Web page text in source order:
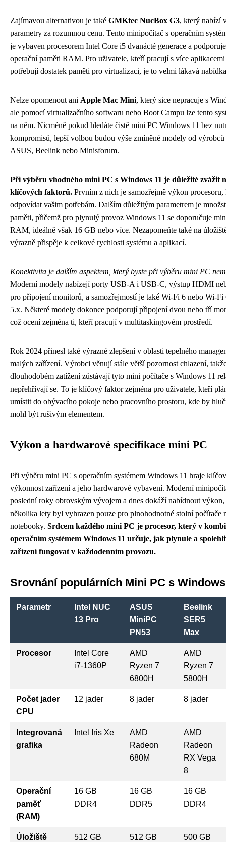
Zajímavou alternativou je také GMKtec NucBox G3, který nabízí
parametry za rozumnou cenu. Tento minipočítač s operačním
je vybaven procesorem Intel Core i5 dvanácté generace a
operační paměti RAM. Pro uživatele, kteří pracují s více aplikacemi
potřebují dostatek paměti pro virtualizaci, je to velmi lákavá
Nelze opomenout ani Apple Mac Mini, který sice nepracuje s
ale pomocí virtualizačního softwaru nebo Boot Campu lze tento
na něm. Nicméně pokud hledáte čistě mini PC Windows 11 bez
kompromisů, lepší volbou budou výše zmíněné modely od
ASUS, Beelink nebo Minisforum.
Při výběru vhodného mini PC s Windows 11 je důležité zvážit
klíčových faktorů. Prvním z nich je samozřejmě výkon
odpovídat vašim potřebám. Dalším důležitým parametrem je
paměti, přičemž pro plynulý provoz Windows 11 se doporučuje
RAM, ideálně však 16 GB nebo více. Nezapomeňte také na
výrazně přispěje k celkové rychlosti systému a aplikací.
Konektivita je dalším aspektem, který byste při výběru mini PC
Moderní modely nabízejí porty USB-A i USB-C, výstup HDMI
pro připojení monitorů, a samozřejmostí je také Wi-Fi 6 nebo Wi-
5.x. Některé modely dokonce podporují připojení dvou nebo tří
což ocení zejména ti, kteří pracují v multitaskingovém prostředí.
Rok 2024 přinesl také výrazné zlepšení v oblasti tepelného
malých zařízení. Výrobci věnují stále větší pozornost chlazení,
dlouhodobém zatížení zůstávají tyto mini počítače s Windows 11
nepřehřívají se. To je klíčový faktor zejména pro uživatele, kteří
umístit do obývacího pokoje nebo pracovního prostoru, kde by
mohl být rušivým elementem.
Výkon a hardwarové specifikace mini PC
Při výběru mini PC s operačním systémem Windows 11 hraje
výkonnost zařízení a jeho hardwarové vybavení. Moderní
poslední roky obrovským vývojem a dnes dokáží nabídnout výkon,
několika lety byl vyhrazen pouze pro plnohodnotné stolní počítače
notebooky. Srdcem každého mini PC je procesor, který v
operačním systémem Windows 11 určuje, jak plynule a
zařízení fungovat v každodenním provozu.
Srovnání populárních Mini PC s
Parametr
Intel NUC
13 Pro
ASUS
MiniPC
PN53
Beelink
SER5
Max
Procesor
Intel Core
i7-1360P
AMD
Ryzen 7
6800H
AMD
Ryzen 7
5800H
Počet jader
CPU
12 jader 8 jader 8 jader
Integrovaná
grafika
Intel Iris Xe
AMD
Radeon
680M
AMD
Radeon
RX Vega
8
Operační
paměť
(RAM)
16 GB
DDR4
16 GB
DDR5
16 GB
DDR4
Úložiště 512 GB 512 GB 500 GB